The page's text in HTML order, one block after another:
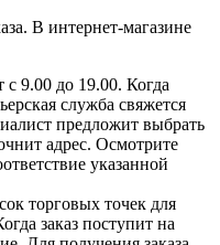
В интернет-магазине
с 9.00 до 19.00. Когда
служба свяжется
предложит выбрать
адрес. Осмотрите
указанной
торговых точек для
заказ поступит на